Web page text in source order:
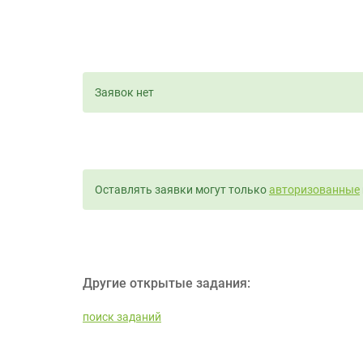
Заявок нет
Оставлять заявки могут толькоавторизованные
Другие открытые задания:
поиск заданий